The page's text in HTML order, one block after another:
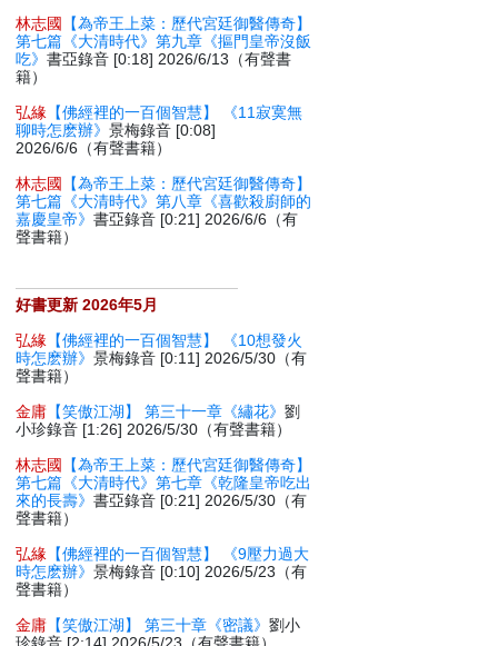
林志國
【為帝王上菜：歷代宮廷御醫傳奇】
第七篇《大清時代》第九章《摳門皇帝沒飯
吃》書亞錄音 [0:18] 2026/6/13（有聲書
籍）
弘緣 【佛經裡的一百個智慧】 《11寂寞無
聊時怎麽辦》景梅錄音 [0:08]
2026/6/6（有聲書籍）
林志國
【為帝王上菜：歷代宮廷御醫傳奇】
第七篇《大清時代》第八章《喜歡殺廚師的
嘉慶皇帝》書亞錄音 [0:21] 2026/6/6（有
聲書籍）
好書更新 2026年5月
弘緣 【佛經裡的一百個智慧】 《10想發火
時怎麽辦》景梅錄音 [0:11] 2026/5/30（有
聲書籍）
金庸 【笑傲江湖】 第三十一章《繡花》劉
小珍錄音 [1:26] 2026/5/30（有聲書籍）
林志國
【為帝王上菜：歷代宮廷御醫傳奇】
第七篇《大清時代》第七章《乾隆皇帝吃出
來的長壽》書亞錄音 [0:21] 2026/5/30（有
聲書籍）
弘緣 【佛經裡的一百個智慧】 《9壓力過大
時怎麽辦》景梅錄音 [0:10] 2026/5/23（有
聲書籍）
金庸 【笑傲江湖】 第三十章《密議》劉小